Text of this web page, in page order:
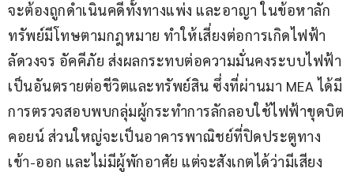
จะต้องถูกดำเนินคดีทั้งทางแพ่ง และอาญา ในข้อหาลัก
ทรัพย์มีโทษตามกฎหมาย ทำให้เสี่ยงต่อการเกิดไฟฟ้า
ลัดวงจร อัคคีภัย ส่งผลกระทบต่อความมั่นคงระบบไฟฟ้า
เป็นอันตรายต่อชีวิตและทรัพย์สิน ซึ่งที่ผ่านมา MEA ได้มี
การตรวจสอบพบกลุ่มผู้กระทำการลักลอบใช้ไฟฟ้าขุดบิต
คอยน์ ส่วนใหญ่จะเป็นอาคารพาณิชย์ที่ปิดประตูทาง
เข้า-ออก และไม่มีผู้พักอาศัย แต่จะสังเกตได้ว่ามีเสียง